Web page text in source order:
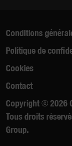
Conditions
Politique de
Cookies
Contact
Copyright © 2026
Tous droits
Group.